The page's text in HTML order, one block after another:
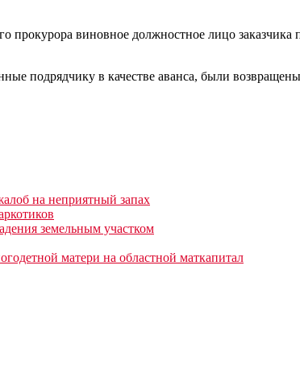
виновное должностное лицо
подрядчику в качестве аванса, были
на неприятный запах
земельным участком
матери на областной маткапитал